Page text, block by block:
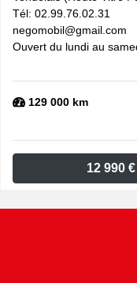
Tél: 02.99.76.02.31
negomobil@gmail.com
Ouvert du lundi au
129 000 km
12 990 €